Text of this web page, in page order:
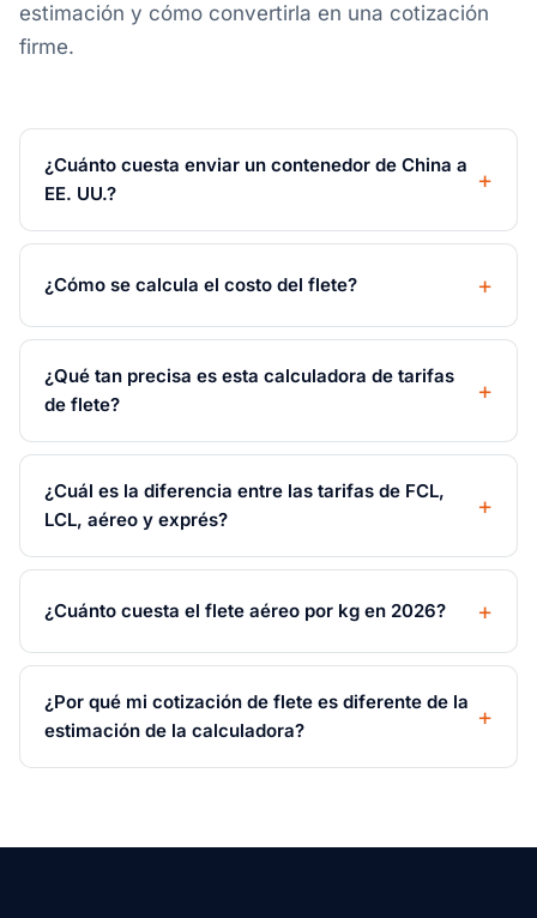
estimación y cómo convertirla en una cotización
firme.
¿Cuánto cuesta enviar un contenedor de China a
EE. UU.?
¿Cómo se calcula el costo del flete?
¿Qué tan precisa es esta calculadora de tarifas
de flete?
¿Cuál es la diferencia entre las tarifas de FCL,
LCL, aéreo y exprés?
¿Cuánto cuesta el flete aéreo por kg en 2026?
¿Por qué mi cotización de flete es diferente de la
estimación de la calculadora?